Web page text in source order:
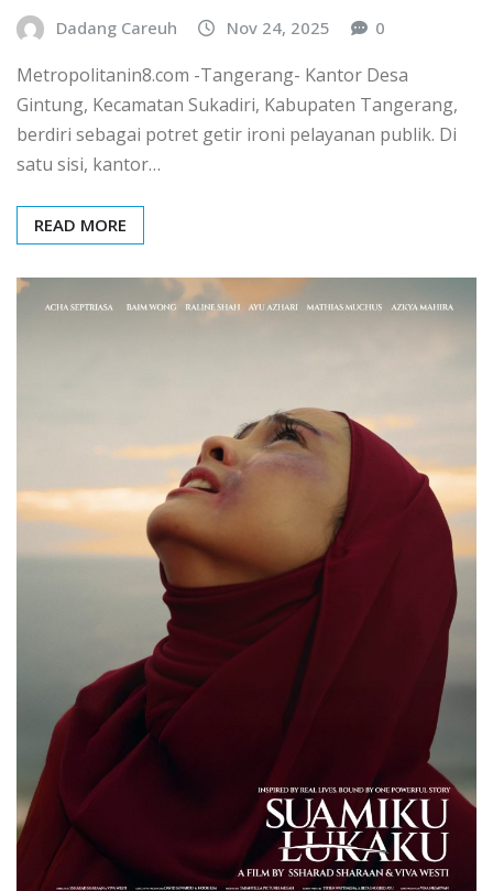
Dadang Careuh Nov 24, 2025 0
Metropolitanin8.com -Tangerang- Kantor Desa
Gintung, Kecamatan Sukadiri, Kabupaten Tangerang,
berdiri sebagai potret getir ironi pelayanan publik. Di
satu sisi, kantor…
READ MORE